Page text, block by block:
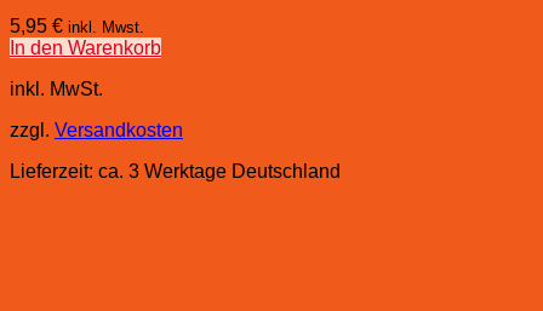
5,95 € inkl. Mwst.
In den Warenkorb
inkl. MwSt.
zzgl. Versandkosten
Lieferzeit: ca. 3 Werktage Deutschland